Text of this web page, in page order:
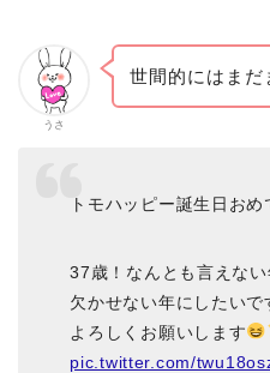
うさ
世間的にはまだ
トモハッピー誕生日おめ
37歳！なんとも言えな
欠かせない年にしたいで
よろしくお願いします
pic.twitter.com/